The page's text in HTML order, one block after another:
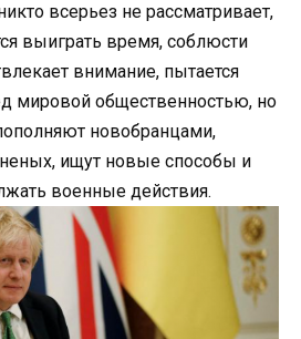
всерьез не рассматривает,
выиграть время, соблюсти
внимание, пытается
мировой общественностью, но
новобранцами,
ищут новые способы и
военные действия.